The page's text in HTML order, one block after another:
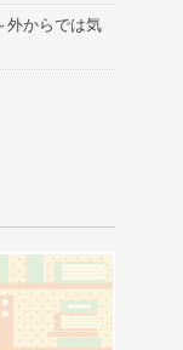
外からでは気